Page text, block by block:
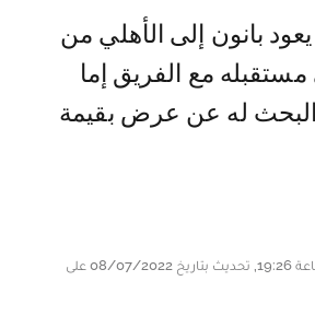
بانون إلى الأهلي من
مع الفريق إما
البحث له عن عرض بقيمة
في 08/07/2022 على الساعة 19:26, تحديث بتاريخ 08/07/2022 على